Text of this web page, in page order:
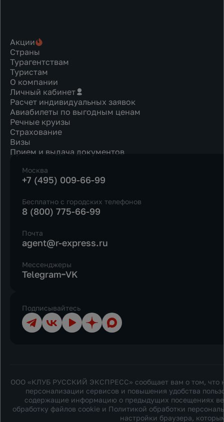
Акции
Страны
Турагентствам
Туристам
О компании
Личный кабинет
Расчет индивидуальных заявок
Авиабилеты по выгодным ценам
Речные круизы
Страхование
Визы
Прием и выдача документов
Москва
+7 (495) 009-66-99
Бесплатно с городских телефонов
8 (800) 775-66-99
Почта
agent@r-express.ru
Мессенджеры
Telegram VK
Подписывайтесь
ТелеграмВКонтакте
YouTubeДзен Max
ООО «КЛУБ РУССКИЙ ЭКСПРЕСС» сообщает вам о том, что
персонализации сервисов и повышения удобства
содержащие информацию о предыдущих посещениях
обработку файлов cookie и Политикой обработки
настройки браузера,